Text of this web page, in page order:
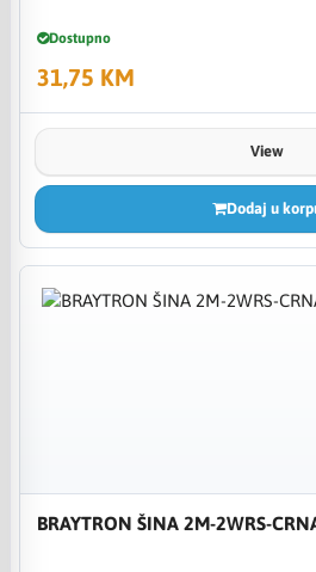
Dostupno
31,75 KM
View
Dodaj u
BRAYTRON ŠINA 2M-2WRS-